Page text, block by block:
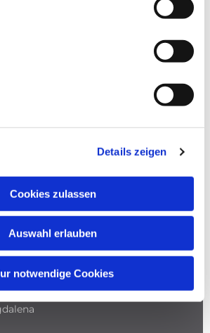
Details zeigen
Cookies zulassen
Auswahl erlauben
notwendige Cookies